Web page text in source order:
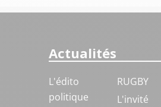
Actualités
L'édito
politique
RUGBY
L'invité